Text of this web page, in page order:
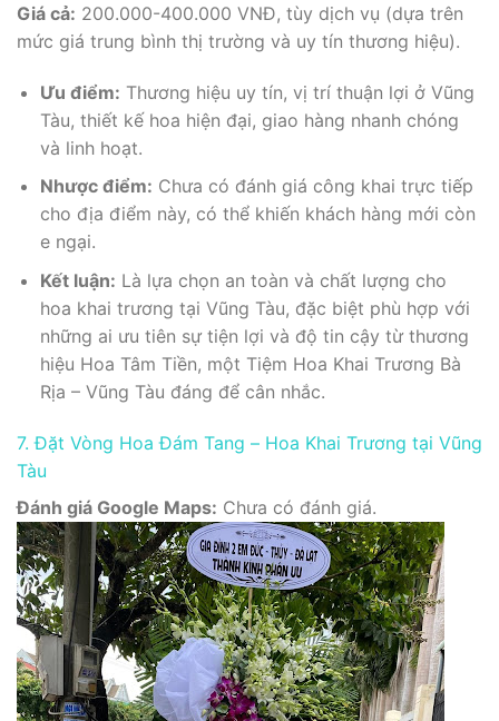
Giá cả: 200.000-400.000 VNĐ, tùy dịch vụ (dựa trên
mức giá trung bình thị trường và uy tín thương hiệu).
Ưu điểm: Thương hiệu uy tín, vị trí thuận lợi ở Vũng
Tàu, thiết kế hoa hiện đại, giao hàng nhanh chóng
và linh hoạt.
Nhược điểm: Chưa có đánh giá công khai trực tiếp
cho địa điểm này, có thể khiến khách hàng mới còn
e ngại.
Kết luận: Là lựa chọn an toàn và chất lượng cho
hoa khai trương tại Vũng Tàu, đặc biệt phù hợp với
những ai ưu tiên sự tiện lợi và độ tin cậy từ thương
hiệu Hoa Tâm Tiền, một Tiệm Hoa Khai Trương Bà
Rịa – Vũng Tàu đáng để cân nhắc.
7. Đặt Vòng Hoa Đám Tang – Hoa Khai Trương tại Vũng
Tàu
Đánh giá Google Maps: Chưa có đánh giá.